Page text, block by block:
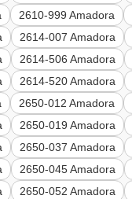
2610-999 Amadora
2614-007 Amadora
2614-506 Amadora
2614-520 Amadora
2650-012 Amadora
2650-019 Amadora
2650-037 Amadora
2650-045 Amadora
2650-052 Amadora